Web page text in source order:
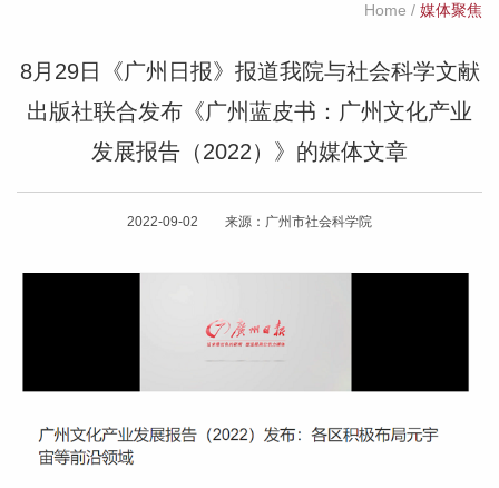
Home / 媒体聚焦
8月29日《广州日报》报道我院与社会科学文献
出版社联合发布《广州蓝皮书：广州文化产业
发展报告（2022）》的媒体文章
2022-09-02 来源：广州市社会科学院